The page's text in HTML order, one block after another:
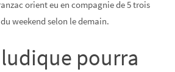
orient eu en compagnie de 5 trois
weekend selon le demain.
pourra